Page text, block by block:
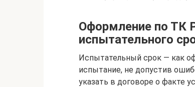
Оформление по ТК
испытательного
Испытательный срок — как
испытание, не допустив
указать в договоре о факте